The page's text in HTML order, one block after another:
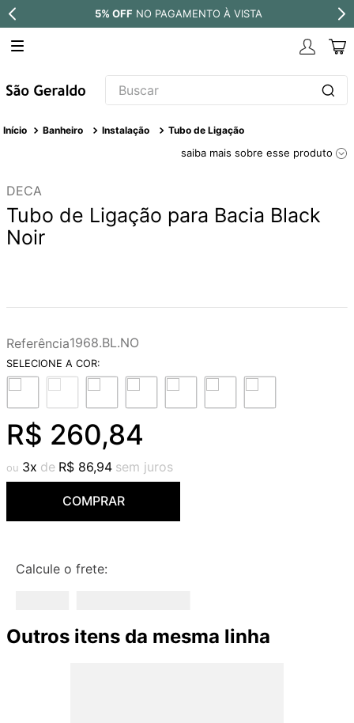
5% OFF NO PAGAMENTO À VISTA
Buscar
Banheiro Instalação Tubo de Ligação
saiba mais sobre esse produto
DECA
Tubo de Ligação para Bacia Black
Noir
Referência1968.BL.NO
R$ 260,84
3 R$ 86,94
COMPRAR
Calcule o frete:
Outros itens da mesma linha
TERMOS MAIS BUSCADOS
4 º
7º
black matte
8º
red gold
9º
deca you
cobre escovado